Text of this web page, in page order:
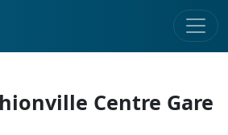
Centre Gare